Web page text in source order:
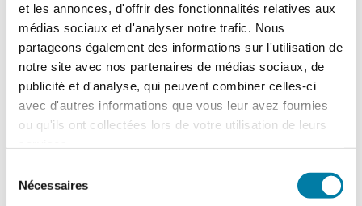
et les annonces, d'offrir des fonctionnalités relatives aux
médias sociaux et d'analyser notre trafic. Nous
partageons également des informations sur l'utilisation de
notre site avec nos partenaires de médias sociaux, de
publicité et d'analyse, qui peuvent combiner celles-ci
avec d'autres informations que vous leur avez fournies
ou qu'ils ont collectées lors de votre utilisation de leurs
Nécessaires